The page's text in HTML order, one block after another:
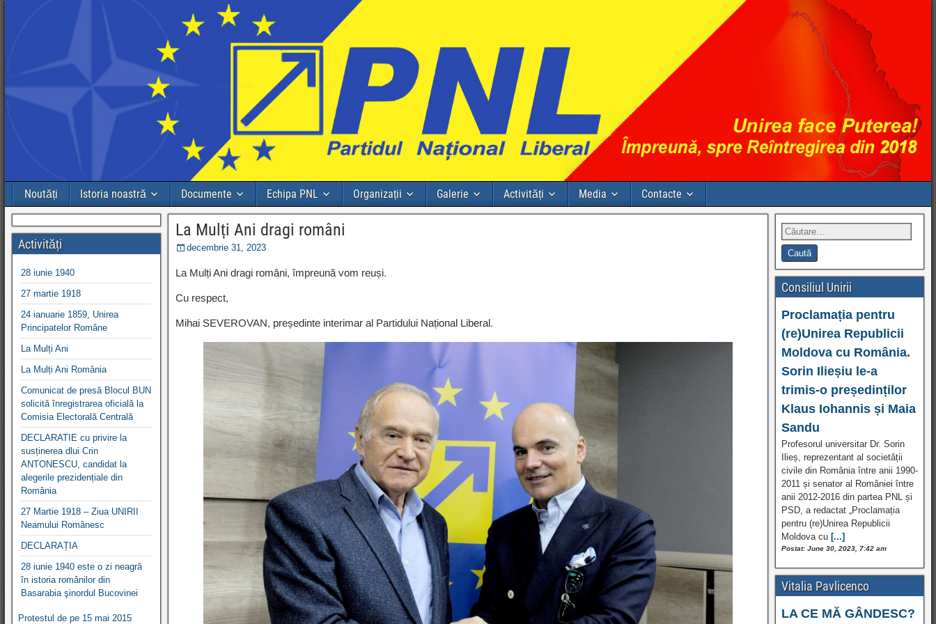
Noutăți Istoria noastră Documente Echipa PNL Organizații Galerie Activități Media Contacte
La Mulți Ani dragi români
decembrie 31, 2023
La Mulți Ani dragi români, împreună vom reuși.
Cu respect,
Mihai SEVEROVAN, președinte interimar al Partidului Național Liberal.
Activități
28 iunie 1940
27 martie 1918
24 ianuarie 1859, Unirea
Principatelor Române
La Mulți Ani
La Mulți Ani România
Comunicat de presă Blocul BUN
solicită înregistrarea oficială la
Comisia Electorală Centrală
DECLARATIE cu privire la
susținerea dlui Crin
ANTONESCU, candidat la
alegerile prezidențiale din
România
27 Martie 1918 – Ziua UNIRII
Neamului Românesc
DECLARAȚIA
28 iunie 1940 este o zi neagră
în istoria românilor din
Basarabia şinordul Bucovinei
Protestul de pe 15 mai 2015
Consiliul Unirii
Proclamația pentru
(re)Unirea Republicii
Moldova cu România.
Sorin Ilieșiu le-a
trimis-o președinților
Klaus Iohannis și Maia
Sandu
Profesorul universitar Dr. Sorin
Ilieș, reprezentant al societății
civile din România între anii 1990-
2011 și senator al României între
anii 2012-2016 din partea PNL și
PSD, a redactat „Proclamația
pentru (re)Unirea Republicii
Moldova cu [...]
Postat: June 30, 2023, 7:42 am
Vitalia Pavlicenco
LA CE MĂ GÂNDESC?